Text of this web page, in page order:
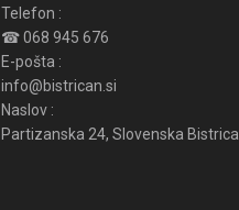
Telefon :
☎ 068 945 676
E-pošta :
info@bistrican.si
Naslov :
Partizanska 24, Slovenska Bistrica